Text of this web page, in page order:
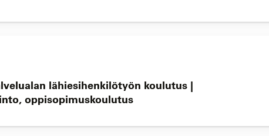
lähiesihenkilötyön koulutus |
oppisopimuskoulutus